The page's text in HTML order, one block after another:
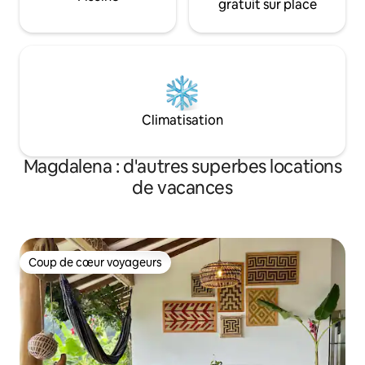
gratuit sur place
Climatisation
Magdalena : d'autres superbes locations
de vacances
Coup de cœur voyageurs
Coup de cœur voyageurs